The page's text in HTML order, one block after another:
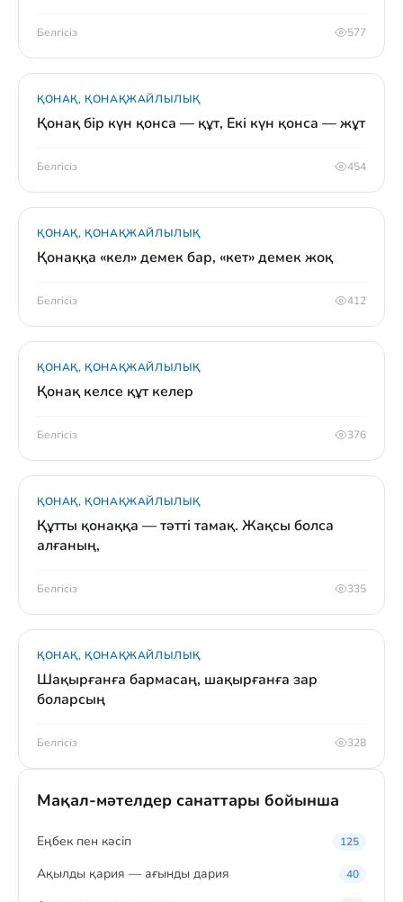
Белгісіз 577
ҚОНАҚ, ҚОНАҚЖАЙЛЫЛЫҚ
Қонақ бір күн қонса — құт, Екі күн қонса — жұт
Белгісіз 454
ҚОНАҚ, ҚОНАҚЖАЙЛЫЛЫҚ
Қонаққа «кел» демек бар, «кет» демек жоқ
Белгісіз 412
ҚОНАҚ, ҚОНАҚЖАЙЛЫЛЫҚ
Қонақ келсе құт келер
Белгісіз 376
ҚОНАҚ, ҚОНАҚЖАЙЛЫЛЫҚ
Құтты қонаққа — тәтті тамақ. Жақсы болса
алғаның,
Белгісіз 335
ҚОНАҚ, ҚОНАҚЖАЙЛЫЛЫҚ
Шақырғанға бармасаң, шақырғанға зар
боларсың
Белгісіз 328
Мақал-мәтелдер санаттары бойынша
Eңбек пен кәсіп 125
Ақылды қария — ағынды дария 40